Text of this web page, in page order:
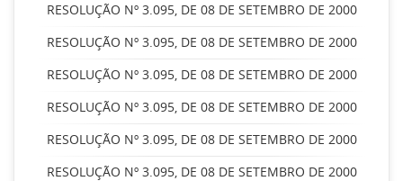
RESOLUÇÃO Nº 3.095, DE 08 DE SETEMBRO DE 2000
RESOLUÇÃO Nº 3.095, DE 08 DE SETEMBRO DE 2000
RESOLUÇÃO Nº 3.095, DE 08 DE SETEMBRO DE 2000
RESOLUÇÃO Nº 3.095, DE 08 DE SETEMBRO DE 2000
RESOLUÇÃO Nº 3.095, DE 08 DE SETEMBRO DE 2000
RESOLUÇÃO Nº 3.095, DE 08 DE SETEMBRO DE 2000